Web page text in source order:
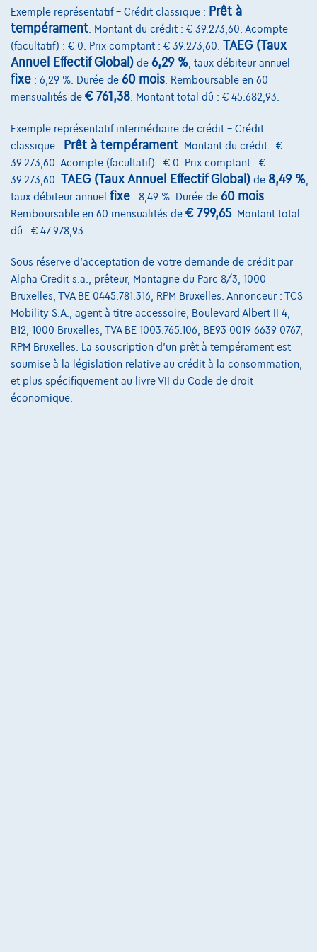
Comparer
Voir le véhicule
Opel Astra Sports Tourer1.2 turbo gs 130
04/2025
33.935 km Essence Manuelle 96 kW ( 130 CV )
€20.999 1
Exemple représentatif – Crédit classique : Prêt à
tempérament . Montant du crédit : € 39.273,60. Acompte
(facultatif) : € 0. Prix comptant : € 39.273,60. TAEG (Taux
Annuel Effectif Global) de 6,29 % , taux débiteur annuel
fixe : 6,29 %. Durée de 60 mois . Remboursable en 60
mensualités de € 761,38 . Montant total dû : € 45.682,93.
Exemple représentatif intermédiaire de crédit – Crédit
classique : Prêt à tempérament . Montant du crédit : €
39.273,60. Acompte (facultatif) : € 0. Prix comptant : €
39.273,60. TAEG (Taux Annuel Effectif Global) de 8,49 %
taux débiteur annuel fixe : 8,49 %. Durée de 60 mois
Remboursable en 60 mensualités de € 799,65. Montant total
dû : € 47.978,93.
Sous réserve d'acceptation de votre demande de crédit par
Alpha Credit s.a., prêteur, Montagne du Parc 8/3, 1000
Bruxelles, TVA BE 0445.781.316, RPM Bruxelles. Annonceur : TCS
Mobility S.A., agent à titre accessoire, Boulevard Albert II 4,
B12, 1000 Bruxelles, TVA BE 1003.765.106, BE93 0019 6639 0767,
RPM Bruxelles. La souscription d'un prêt à tempérament est
soumise à la législation relative au crédit à la consommation,
et plus spécifiquement au livre VII du Code de droit
économique.